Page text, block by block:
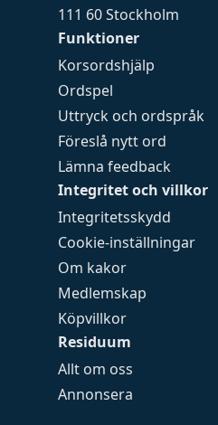
Funktioner
Korsordshjälp
Ordspel
Uttryck och ordspråk
Föreslå nytt ord
Lämna feedback
Integritet och villkor
Integritetsskydd
Cookie-inställningar
Om kakor
Medlemskap
Köpvillkor
Residuum
Allt om oss
Annonsera
111 60 Stockholm